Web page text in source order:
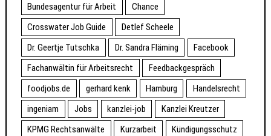
Bundesagentur für Arbeit
Chance
Crosswater Job Guide
Detlef Scheele
Dr. Geertje Tutschka
Dr. Sandra Fläming
Facebook
Fachanwältin für Arbeitsrecht
Feedbackgespräch
foodjobs.de
gerhard kenk Hamburg
Handelsrecht
ingeniam
Jobs kanzlei-job
Kanzlei Kreutzer
KPMG Rechtsanwälte
Kurzarbeit
Kündigungsschutz